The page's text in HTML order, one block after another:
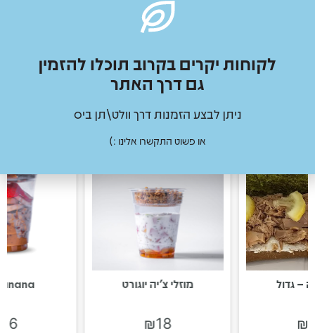
Add to cart
מוצרים נוספים
– גדול
₪
מוזלי צ׳יה יוגורט
₪18
16
לקוחות יקרים בקרוב תוכלו להזמין
גם דרך האתר
ניתן לבצע הזמנות דרך וולט\תן ביס
או פשוט התקשרו אלינו :)